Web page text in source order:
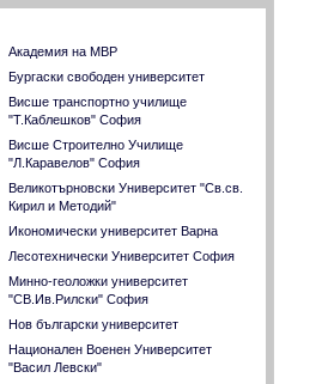
Академия на МВР
Бургаски свободен университет
Висше транспортно училище
"Т.Каблешков" София
Висше Строително Училище
"Л.Каравелов" София
Великотърновски Университет "Св.св.
Кирил и Методий"
Икономически университет Варна
Лесотехнически Университет София
Минно-геоложки университет
"СВ.Ив.Рилски" София
Нов български университет
Национален Военен Университет
"Васил Левски"